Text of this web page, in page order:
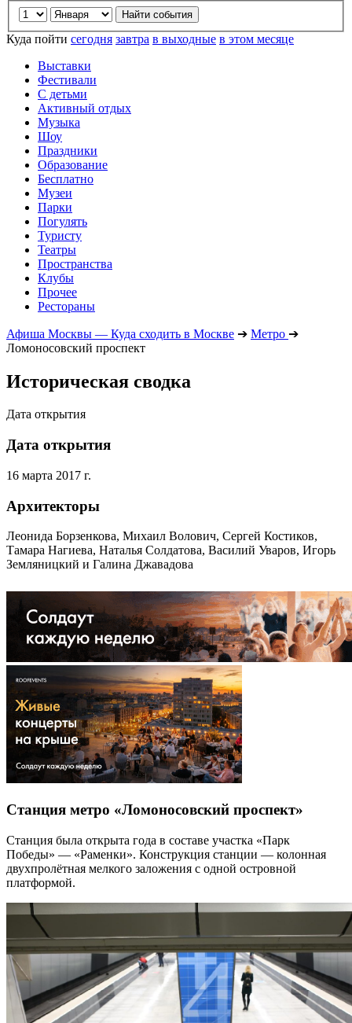
Куда пойти сегодня завтра в выходные в этом месяце
Выставки
Фестивали
С детьми
Активный отдых
Музыка
Шоу
Праздники
Образование
Бесплатно
Музеи
Парки
Погулять
Туристу
Театры
Пространства
Клубы
Прочее
Рестораны
Афиша Москвы — Куда сходить в Москве ➔ Метро ➔
Ломоносовский проспект
Историческая сводка
Дата открытия
Дата открытия
16 марта 2017 г.
Архитекторы
Леонида Борзенкова, Михаил Волович, Сергей Костиков,
Тамара Нагиева, Наталья Солдатова, Василий Уваров, Игорь
Земляницкий и Галина Джавадова
Станция метро «Ломоносовский проспект»
Станция была открыта года в составе участка «Парк
Победы» — «Раменки». Конструкция станции — колонная
двухпролётная мелкого заложения с одной островной
платформой.